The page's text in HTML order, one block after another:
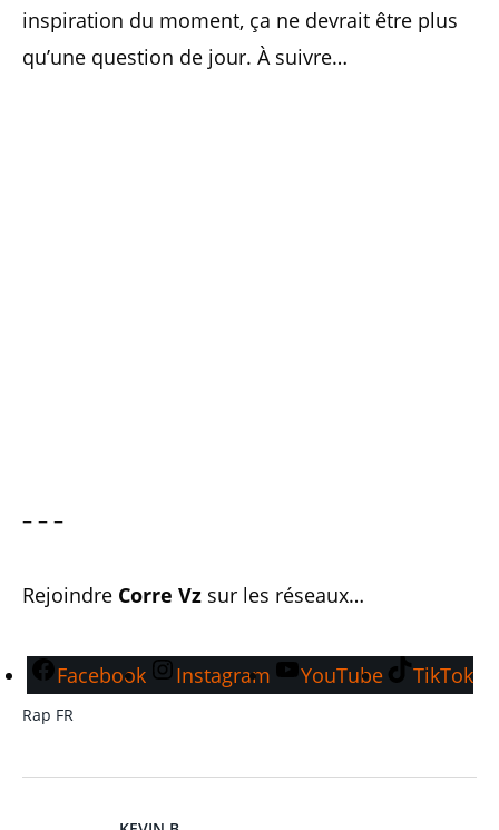
inspiration du moment, ça ne devrait être plus
qu’une question de jour. À suivre…
– – –
Rejoindre Corre Vz sur les réseaux…
Facebook Instagram YouTube TikTok
Rap FR